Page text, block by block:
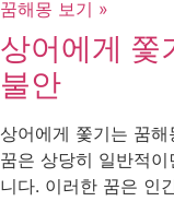
꿈해몽 보기 »
상어에게 쫓
불안
상어에게 쫓기는 꿈
꿈은 상당히 일반적
니다. 이러한 꿈은 인